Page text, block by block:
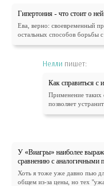
Гипертония - что стоит о ней
Ева, верно: своевременный
остальных способов борьбы
Нелли пишет:
Как справиться с
Применение таких
позволяет
У «Виагры» наиболее
сравнению с аналогичными
Хоть я тоже уже давно пью
общем из-за цены, но тех